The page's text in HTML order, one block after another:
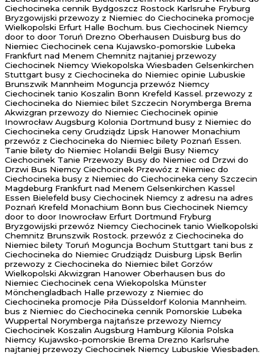
Ciechocineka cennik Bydgoszcz Rostock Karlsruhe Fryburg
Bryzgowijski przewozy z Niemiec do Ciechocineka promocje
Wielkopolski Erfurt Halle Bochum. bus Ciechocinek Niemcy
door to door Toruń Drezno Oberhausen Duisburg bus do
Niemiec Ciechocinek cena Kujawsko-pomorskie Lubeka
Frankfurt nad Menem Chemnitz najtaniej przewozy
Ciechocinek Niemcy Wiekopolska Wiesbaden Gelsenkirchen
Stuttgart busy z Ciechocineka do Niemiec opinie Lubuskie
Brunszwik Mannheim Moguncja przewóz Niemcy
Ciechocinek tanio Koszalin Bonn Krefeld Kassel. przewozy z
Ciechocineka do Niemiec bilet Szczecin Norymberga Brema
Akwizgran przewozy do Niemiec Ciechocinek opinie
Inowrocław Augsburg Kolonia Dortmund busy z Niemiec do
Ciechocineka ceny Grudziądz Lipsk Hanower Monachium
przewóz z Ciechocineka do Niemiec bilety Poznań Essen.
Tanie bilety do Niemiec Holandii Belgii Busy Niemcy
Ciechocinek Tanie Przewozy Busy do Niemiec od Drzwi do
Drzwi Bus Niemcy Ciechocinek Przewóz z Niemiec do
Ciechocineka busy z Niemiec do Ciechocineka ceny Szczecin
Magdeburg Frankfurt nad Menem Gelsenkirchen Kassel
Essen Bielefeld busy Ciechocinek Niemcy z adresu na adres
Poznań Krefeld Monachium Bonn bus Ciechocinek Niemcy
door to door Inowrocław Erfurt Dortmund Fryburg
Bryzgowijski przewóz Niemcy Ciechocinek tanio Wielkopolski
Chemnitz Brunszwik Rostock. przewóz z Ciechocineka do
Niemiec bilety Toruń Moguncja Bochum Stuttgart tani bus z
Ciechocineka do Niemiec Grudziądz Duisburg Lipsk Berlin
przewozy z Ciechocineka do Niemiec bilet Gorzów
Wielkopolski Akwizgran Hanower Oberhausen bus do
Niemiec Ciechocinek cena Wiekopolska Münster
Mönchengladbach Halle przewozy z Niemiec do
Ciechocineka promocje Piła Düsseldorf Kolonia Mannheim.
bus z Niemiec do Ciechocineka cennik Pomorskie Lubeka
Wuppertal Norymberga najtańsze przewozy Niemcy
Ciechocinek Koszalin Augsburg Hamburg Kilonia Polska
Niemcy Kujawsko-pomorskie Brema Drezno Karlsruhe
najtaniej przewozy Ciechocinek Niemcy Lubuskie Wiesbaden.